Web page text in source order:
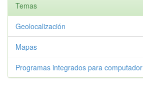
Temas
Geolocalización
Mapas
Programas integrados para computador